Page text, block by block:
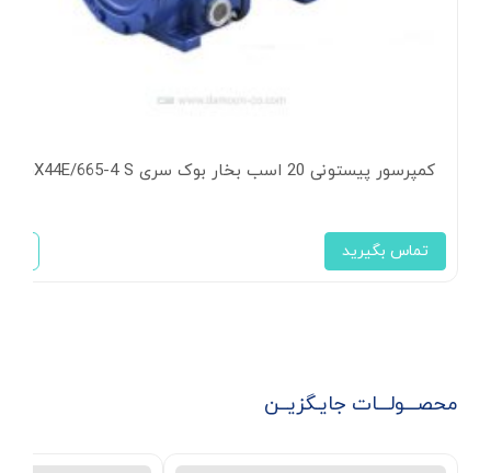
کمپرسور پیستونی 20 اسب بخار بوک سری HGX44E/665-4 S
تماس بگیرید
محصـــولـــات جایـگزیــن